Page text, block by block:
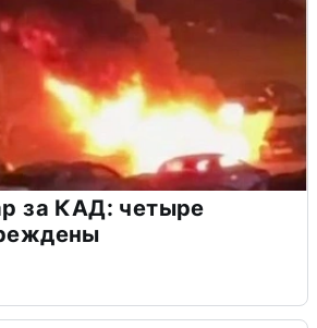
за КАД: четыре